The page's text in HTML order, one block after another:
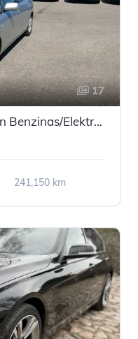
17
Toyota Prius nuo 78 €/ mėn Benzinas/Elektra 2004m. Hečbekas Automatinė
241,150 km